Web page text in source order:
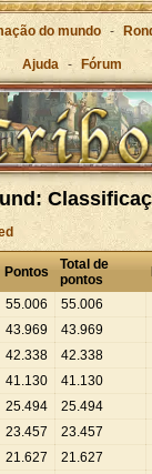
do mundo -
Ajuda - Fórum
Pontos
Total de
pontos
55.006 55.006
43.969 43.969
42.338 42.338
41.130 41.130
25.494 25.494
23.457 23.457
21.627 21.627